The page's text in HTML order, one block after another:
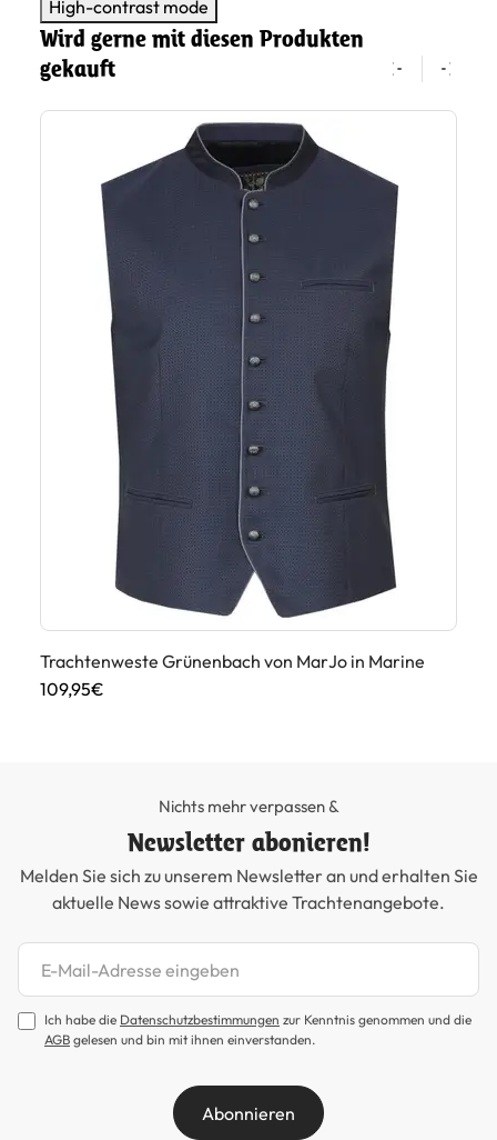
High-contrast mode
Wird gerne mit diesen Produkten
gekauft
Trachtenweste Grünenbach von MarJo in Marine
109,95€
Nichts mehr verpassen &
Newsletter abonieren!
Melden Sie sich zu unserem Newsletter an und erhalten Sie
aktuelle News sowie attraktive Trachtenangebote.
Newsletter abonnieren
Ich habe die Datenschutzbestimmungen zur Kenntnis genommen und die
AGB gelesen und bin mit ihnen einverstanden.
Abonnieren